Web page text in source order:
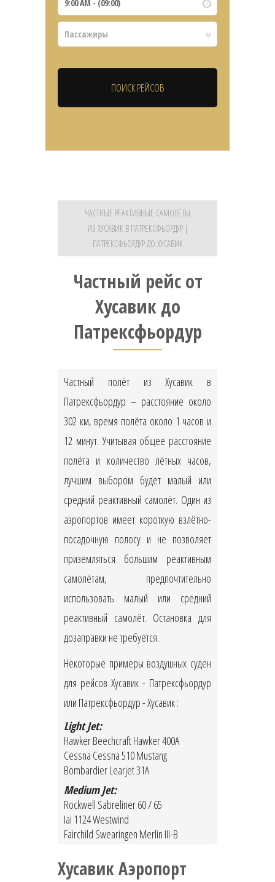
ЧАСТНЫЕ РЕАКТИВНЫЕ САМОЛЁТЫ
ИЗ ХУСАВИК В ПАТРЕКСФЬОРДУР |
ПАТРЕКСФЬОРДУР ДО ХУСАВИК
Частный рейс от
Хусавик до
Патрексфьордур
Частный полёт из Хусавик в
Патрексфьордур – расстояние около
302 км, время полёта около 1 часов и
12 минут. Учитывая общее расстояние
полёта и количество лётных часов,
лучшим выбором будет малый или
средний реактивный самолёт. Один из
аэропортов имеет короткую взлётно-
посадочную полосу и не позволяет
приземляться большим реактивным
самолётам, предпочтительно
использовать малый или средний
реактивный самолёт. Остановка для
дозаправки не требуется.
Некоторые примеры воздушных суден
для рейсов Хусавик - Патрексфьордур
или Патрексфьордур - Хусавик :
Light Jet:
Hawker Beechcraft Hawker 400A
Cessna Cessna 510 Mustang
Bombardier Learjet 31A
Medium Jet:
Rockwell Sabreliner 60 / 65
Iai 1124 Westwind
Fairchild Swearingen Merlin III-B
Хусавик Аэропорт